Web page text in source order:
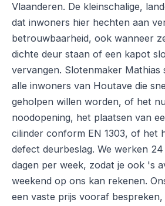
Vlaanderen. De kleinschalige,
dat inwoners hier hechten aan
betrouwbaarheid, ook wanneer
dichte deur staan of een kapot
vervangen. Slotenmaker
alle inwoners van Houtave die
geholpen willen worden, of het
noodopening, het plaatsen van
cilinder conform EN 1303, of het
defect deurbeslag. We werken
dagen per week, zodat je ook 's
weekend op ons kan rekenen.
een vaste prijs vooraf